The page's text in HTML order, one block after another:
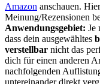
Amazon anschauen.
Meinung/Rezensionen
Anwendungsgebiet: Je
dass dein ausgewähltes
verstellbar nicht das
dich für einen anderen
nachfolgenden
untereinander direkt